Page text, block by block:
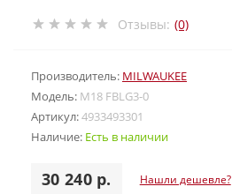
Отзывы: (0)
Производитель: MILWAUKEE
Модель: M18 FBLG3-0
Артикул:4933493301
Наличие: Есть в наличии
30 240 р. Нашли дешевле?